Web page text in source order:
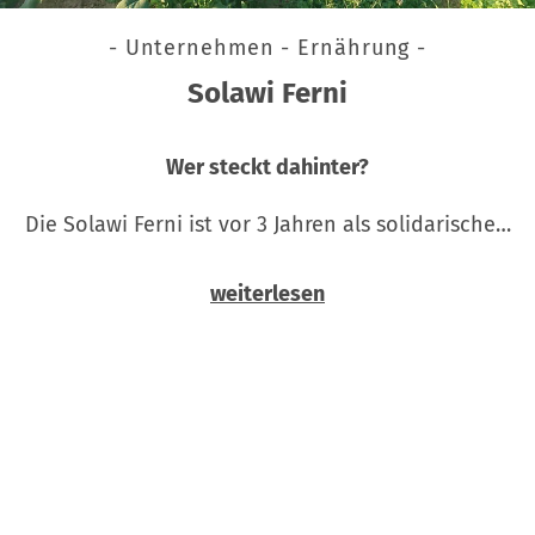
- Unternehmen - Ernährung -
Solawi Ferni
Wer steckt dahinter?
Die Solawi Ferni ist vor 3 Jahren als solidarische…
weiterlesen